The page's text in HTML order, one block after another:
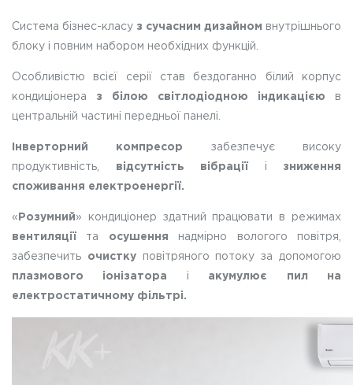
Система бізнес-класу з сучасним дизайном внутрішнього
блоку і повним набором необхідних функцій.
Особливістю всієї серії став бездоганно білий корпус
кондиціонера з білою світлодіодною індикацією в
центральній частині передньої панелі.
Інверторний компресор забезпечує високу
продуктивність, відсутність вібрації і зниження
споживання електроенергії.
« Розумний» кондиціонер здатний працювати в режимах
вентиляції та осушення надмірно вологого повітря,
забезпечить очисткуповітряного потоку за допомогою
плазмового іонізатора і акумулює пил на
електростатичному фільтрі.